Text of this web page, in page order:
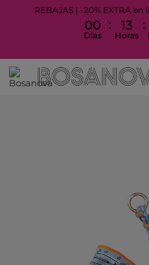
REBAJAS | -20% EXTRA
00
Días
: 13
Horas
: